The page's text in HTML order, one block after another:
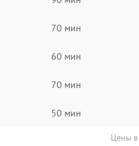
70 мин
60 мин
70 мин
50 мин
Цены в